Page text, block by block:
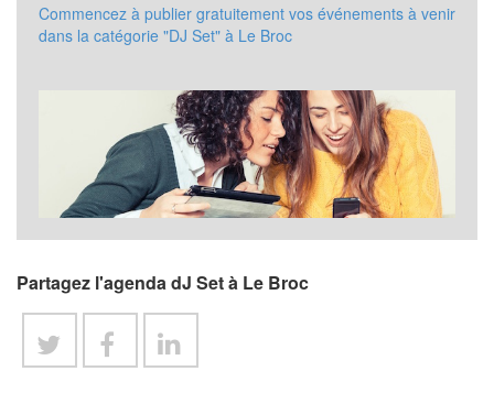
Commencez à publier gratuitement vos événements à venir
dans la catégorie "DJ Set" à Le Broc
Partagez l'agenda dJ Set à Le Broc